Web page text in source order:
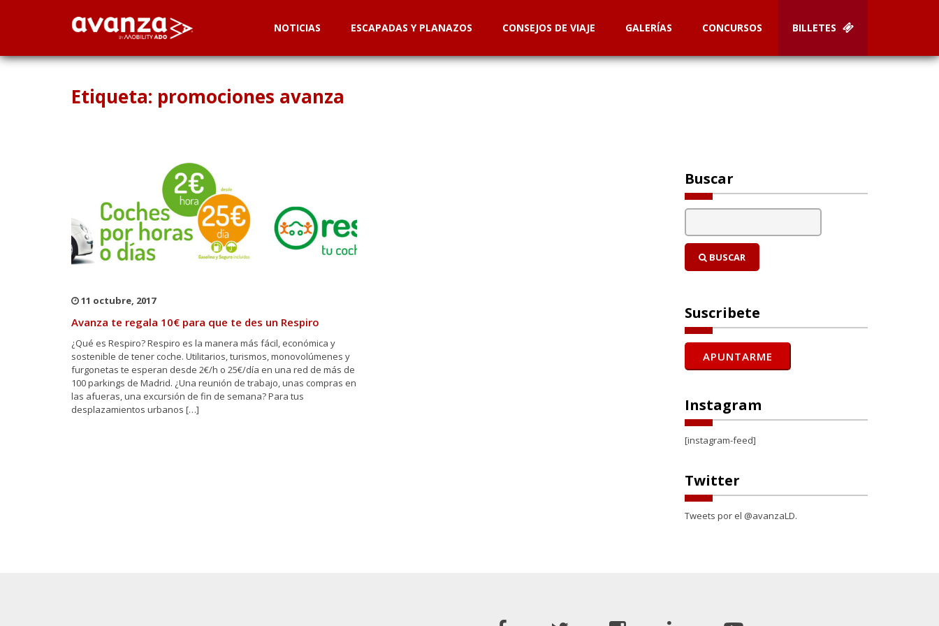
NOTICIAS ESCAPADAS Y PLANAZOS CONSEJOS DE VIAJE GALERÍAS CONCURSOS BILLETES
Etiqueta: promociones avanza
11 octubre, 2017
Avanza te regala 10€ para que te des un Respiro
¿Qué es Respiro? Respiro es la manera más fácil, económica y
sostenible de tener coche. Utilitarios, turismos, monovolúmenes y
furgonetas te esperan desde 2€/h o 25€/día en una red de más de
100 parkings de Madrid. ¿Una reunión de trabajo, unas compras en
las afueras, una excursión de fin de semana? Para tus
desplazamientos urbanos […]
Buscar
BUSCAR
Suscribete
Instagram
[instagram-feed]
Twitter
Tweets por el @avanzaLD.